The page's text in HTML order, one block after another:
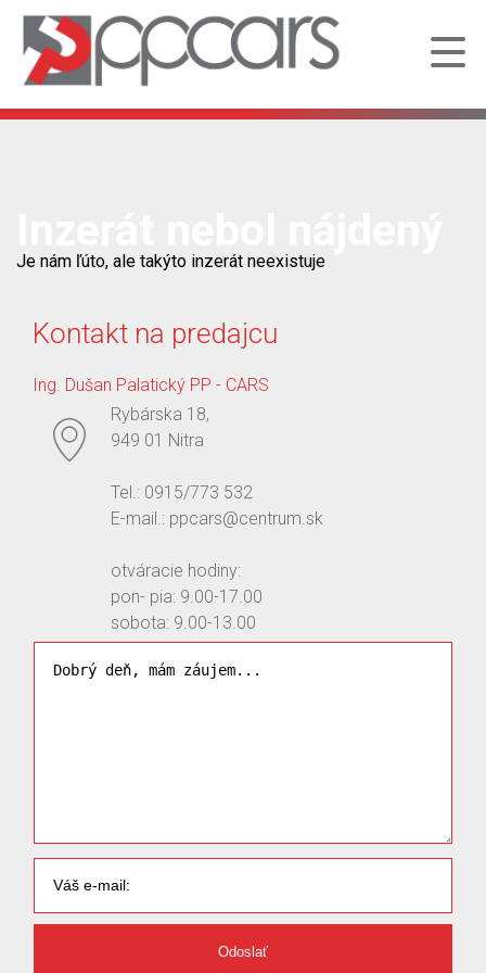
Je nám ľúto, ale takýto inzerát neexistuje
Kontakt na predajcu
Ing. Dušan Palatický PP - CARS
Rybárska 18,
949 01 Nitra
Tel.: 0915/773 532
E-mail.: ppcars@centrum.sk
otváracie hodiny:
pon- pia: 9.00-17.00
sobota: 9.00-13.00